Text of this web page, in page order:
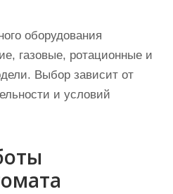
оборудования
газовые, ротационные и
Выбор зависит от
и условий